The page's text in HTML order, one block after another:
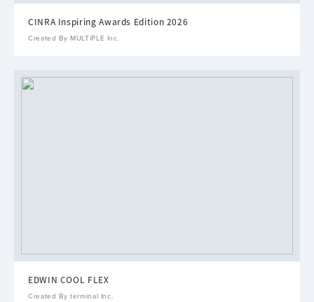
CINRA Inspiring Awards Edition 2026
Created By MULTiPLE Inc.
EDWIN COOL FLEX
Created By terminal Inc.